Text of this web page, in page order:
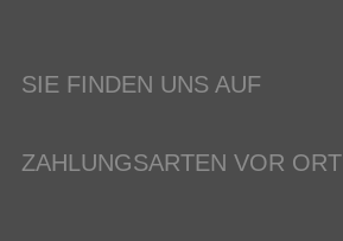
SIE FINDEN UNS AUF
ZAHLUNGSARTEN VOR ORT